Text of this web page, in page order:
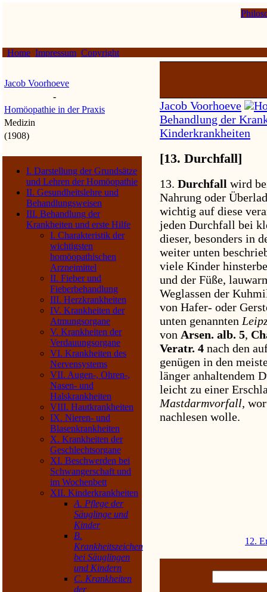
Home Impressum Copyright
Jacob Voorhoeve
-
Homöopathie in der Praxis
Medizin
(1908)
I. Darstellung der Grundsätze
und Lehren der Homöopathie
II. Gesundheitslehre und
Behandlungsweisen
III. Behandlung der
Krankheiten und erste Hilfe
I. Charakteristik der
wichtigsten
homöopathischen
Arzneimittel
II. Fieber und
Fieberbehandlung
III. Herzkrankheiten
IV. Krankheiten der
Atmungsorgane
V. Krankheiten der
Verdauungsorgane
VI. Krankheiten des
Nervensystems
VII. Augen-, Ohren-,
Nasen- und
Halskrankheiten
VIII. Hautkrankheiten
IX. Nieren- und
Blasenkrankheiten
X. Krankheiten der
Geschlechtsorgane
XI. Beschwerden bei
Schwangerschaft und
im Wochenbett
XII. Kinderkrankheiten
A. Pflege der
Säuglinge und
Kinder
B.
Krankheitszeichen
bei Säuglingen
und Kindern
C. Krankheiten
der
Jacob Voorhoeve
Behandlung der
Kinderkrankheiten
[13. Durchfall]
13. Durchfall wird
Nahrung oder
wichtig auf diese
jeden Durchfall bei
dieser, besonders in
weiter unten
viele Kinder
und der Füße,
Weglassen der
von Hafer- oder
unten genannten
von Arsen. alb. 5,
Veratr. 4 nach den
genügen in den
länger anhaltendem
leicht zu einer
Mastdarmvorfall,
nachlesen wolle.
12.